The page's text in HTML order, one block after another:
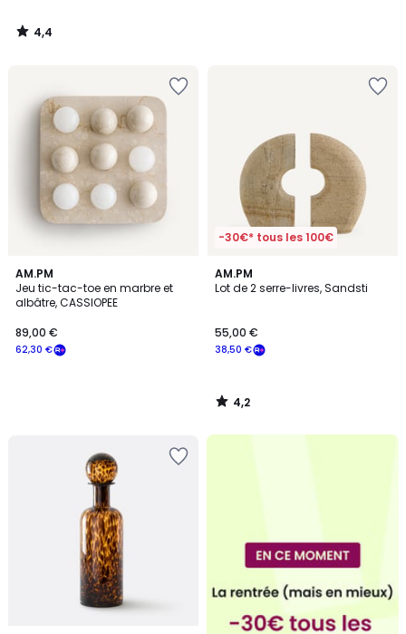
notre
programme
place
62,30
4,4
/
AM.PM
Jeu tic-tac-toe en marbre et
albâtre, CASSIOPEE
62,30 €
89,00 €
-30€* tous les 100€
AM.PM
Lot de 2 serre-livres, Sandsti
38,50 €
55,00 €
4,2
/ 5
4,2
/